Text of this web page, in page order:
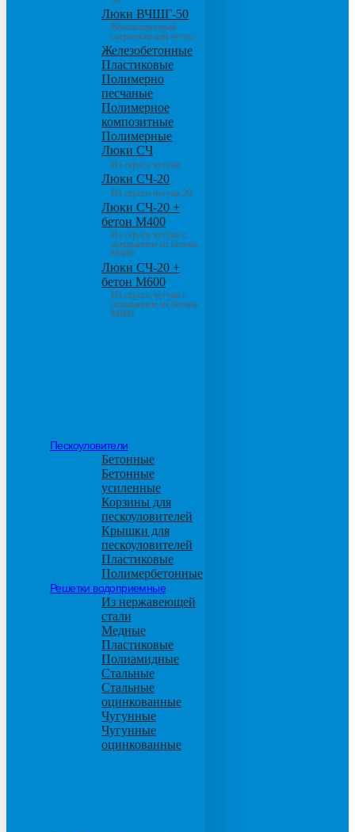
Люки ВЧШГ-50
Высокопрочный
сверхтяжелый чугун
Железобетонные
Пластиковые
Полимерно
песчаные
Полимерное
композитные
Полимерные
Люки СЧ
Из серого чугуна
Люки СЧ-20
Из серого чугуна 20
Люки СЧ-20 +
бетон М400
Из серого чугуна с
основанием из бетона
М400
Люки СЧ-20 +
бетон М600
Из серого чугуна с
основанием из бетона
М600
Пескоуловители
Бетонные
Бетонные
усиленные
Корзины для
пескоуловителей
Крышки для
пескоуловителей
Пластиковые
Полимербетонные
Решетки водоприемные
Из нержавеющей
стали
Медные
Пластиковые
Полиамидные
Стальные
Стальные
оцинкованные
Чугунные
Чугунные
оцинкованные